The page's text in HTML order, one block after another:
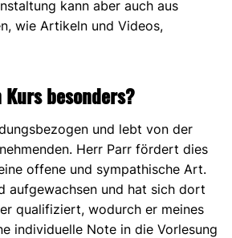
kann aber auch aus
wie Artikeln und Videos,
besonders?
und lebt von der
Herr Parr fördert dies
offene und sympathische Art.
aufgewachsen und hat sich dort
qualifiziert, wodurch er meines
individuelle Note in die Vorlesung